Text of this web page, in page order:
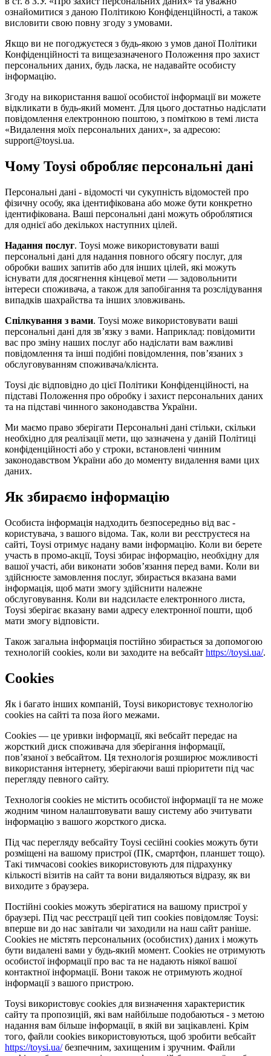
ознайомитися з даною Політикою Конфіденційності, а також
висловити свою повну згоду з умовами.
Якщо ви не погоджуєтеся з будь-якою з умов даної Політики
Конфіденційності та вищезазначеного Положення про захист
персональних даних, будь ласка, не надавайте особисту
інформацію.
Згоду на використання вашої особистої інформації ви можете
відкликати в будь-який момент. Для цього достатньо надіслати
повідомлення електронною поштою, з поміткою в темі листа
«Видалення моїх персональних даних», за адресою:
support@toysi.ua.
Чому Toysi обробляє персональні дані
Персональні дані - відомості чи сукупність відомостей про
фізичну особу, яка ідентифікована або може бути конкретно
ідентифікована. Ваші персональні дані можуть оброблятися
для однієї або декількох наступних цілей.
Надання послуг. Toysi може використовувати ваші
персональні дані для надання повного обсягу послуг, для
обробки ваших запитів або для інших цілей, які можуть
існувати для досягнення кінцевої мети — задовольнити
інтереси споживача, а також для запобігання та розслідування
випадків шахрайства та інших зловживань.
Спілкування з вами. Toysi може використовувати ваші
персональні дані для зв’язку з вами. Наприклад: повідомити
вас про зміну наших послуг або надіслати вам важливі
повідомлення та інші подібні повідомлення, пов’язаних з
обслуговуванням споживача/клієнта.
Toysi діє відповідно до цієї Політики Конфіденційності, на
підставі Положення про обробку і захист персональних даних
та на підставі чинного законодавства України.
Ми маємо право зберігати Персональні дані стільки, скільки
необхідно для реалізації мети, що зазначена у даній Політиці
конфіденційності або у строки, встановлені чинним
законодавством України або до моменту видалення вами цих
даних.
Як збираємо інформацію
Особиста інформація надходить безпосередньо від вас -
користувача, з вашого відома. Так, коли ви реєструєтеся на
сайті, Toysi отримує надану вами інформацію. Коли ви берете
участь в промо-акції, Toysi збирає інформацію, необхідну для
вашої участі, аби виконати зобов’язання перед вами. Коли ви
здійснюєте замовлення послуг, збирається вказана вами
інформація, щоб мати змогу здійснити належне
обслуговування. Коли ви надсилаєте електронного листа,
Toysi зберігає вказану вами адресу електронної пошти, щоб
мати змогу відповісти.
Також загальна інформація постійно збирається за допомогою
технологій cookies, коли ви заходите на вебсайт https://toysi.ua/.
Cookies
Як і багато інших компаній, Toysi використовує технологію
cookies на сайті та поза його межами.
Cookies — це уривки інформації, які вебсайт передає на
жорсткий диск споживача для зберігання інформації,
пов’язаної з вебсайтом. Ця технологія розширює можливості
використання інтернету, зберігаючи ваші пріоритети під час
перегляду певного сайту.
Технологія cookies не містить особистої інформації та не може
жодним чином налаштовувати вашу систему або зчитувати
інформацію з вашого жорсткого диска.
Під час перегляду вебсайту Toysi сесійні cookies можуть бути
розміщені на вашому пристрої (ПК, смартфон, планшет тощо).
Такі тимчасові cookies використовують для підрахунку
кількості візитів на сайт та вони видаляються відразу, як ви
виходите з браузера.
Постійні cookies можуть зберігатися на вашому пристрої у
браузері. Під час реєстрації цей тип cookies повідомляє Toysi:
вперше ви до нас завітали чи заходили на наш сайт раніше.
Cookies не містять персональних (особистих) даних і можуть
бути видалені вами у будь-який момент. Сookies не отримують
особистої інформації про вас та не надають ніякої вашої
контактної інформації. Вони також не отримують жодної
інформації з вашого пристрою.
Toysi використовує cookies для визначення характеристик
сайту та пропозицій, які вам найбільше подобаються - з метою
надання вам більше інформації, в якій ви зацікавлені. Крім
того, файли cookies використовуються, щоб зробити вебсайт
https://toysi.ua/безпечним, захищеним і зручним. Файли